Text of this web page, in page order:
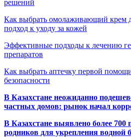
решений
Как выбрать омолаживающий крем
подход к уходу за кожей
Эффективные подходы к лечению
препаратов
Как выбрать аптечку первой
безопасности
В Казахстане неожиданно
частных домов: рынок начал
В Казахстане выявлено более 700
родников для укрепления водной